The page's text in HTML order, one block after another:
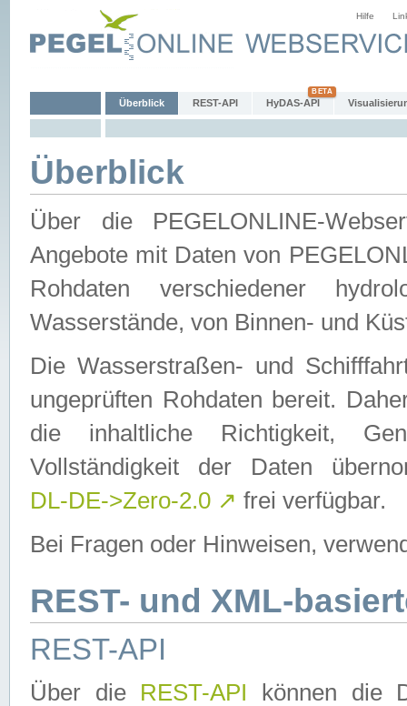
Hilfe
Überblick REST-API HyDAS-API
Überblick
Über die PEGELONLINE-
Angebote mit Daten von
Rohdaten verschiedener
Wasserstände, von Binnen- und
Die Wasserstraßen- und
ungeprüften Rohdaten bereit.
die inhaltliche Richtigkeit,
Vollständigkeit der Daten
DL-DE->Zero-2.0 ↗ frei verfügbar.
Bei Fragen oder Hinweisen,
REST- und XML-
REST-API
Über die REST-API können die